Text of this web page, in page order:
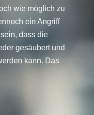
wie möglich zu
ein Angriff
dass die
gesäubert und
kann. Das